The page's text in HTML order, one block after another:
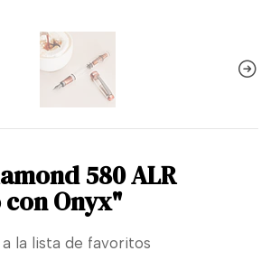
580 ALR
Onyx"
la lista de favoritos